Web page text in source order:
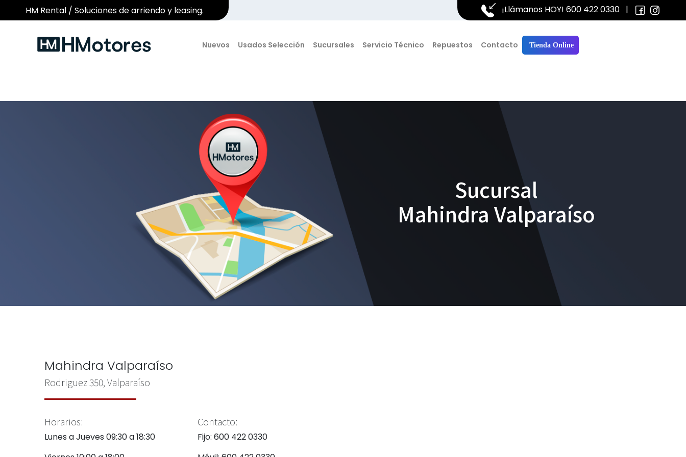
HM Rental / Soluciones de arriendo y leasing. ¡Llámanos HOY! 600 422 0330 |
Nuevos Usados Selección Sucursales Servicio Técnico Repuestos Contacto Tienda Online
Sucursal
Mahindra Valparaíso
Mahindra Valparaíso
Rodriguez 350, Valparaíso
Horarios:
Lunes a Jueves 09:30 a 18:30
Contacto:
Fijo: 600 422 0330